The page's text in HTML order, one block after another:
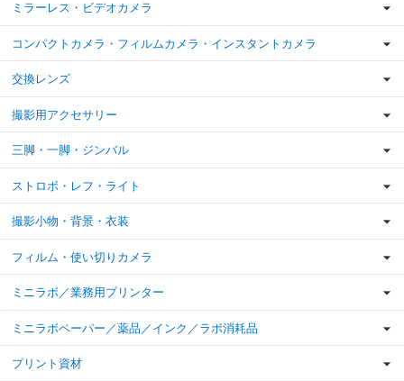
ミラーレス・ビデオカメラ
コンパクトカメラ・フィルムカメラ・インスタントカメラ
交換レンズ
撮影用アクセサリー
三脚・一脚・ジンバル
ストロボ・レフ・ライト
撮影小物・背景・衣装
フィルム・使い切りカメラ
ミニラボ／業務用プリンター
ミニラボペーパー／薬品／インク／ラボ消耗品
プリント資材